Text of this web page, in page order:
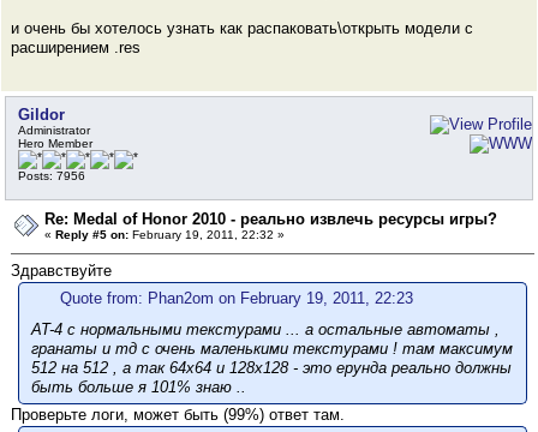
и очень бы хотелось узнать как распаковать\открыть модели с
расширением .res
Gildor
Administrator
Hero Member
Posts: 7956
Re: Medal of Honor 2010 - реально извлечь ресурсы игры?
« Reply #5 on: February 19, 2011, 22:32 »
Здравствуйте
Quote from: Phan2om on February 19, 2011, 22:23
AT-4 с нормальными текстурами ... а остальные автоматы ,
гранаты и тд с очень маленькими текстурами ! там максимум
512 на 512 , а так 64х64 и 128х128 - это ерунда реально должны
быть больше я 101% знаю ..
Проверьте логи, может быть (99%) ответ там.